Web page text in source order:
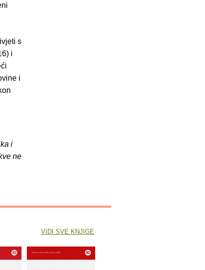
s
i
i
i
ne
VIDI SVE KNJIGE